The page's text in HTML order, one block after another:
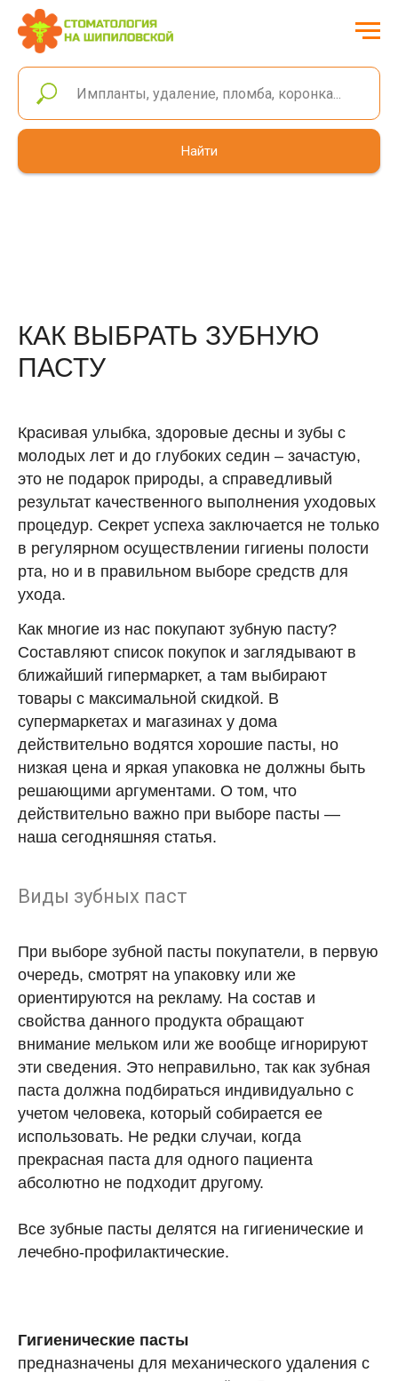
Найти
КАК ВЫБРАТЬ ЗУБНУЮ
ПАСТУ
Красивая улыбка, здоровые десны и зубы с
молодых лет и до глубоких седин – зачастую,
это не подарок природы, а справедливый
результат качественного выполнения уходовых
процедур. Секрет успеха заключается не только
в регулярном осуществлении гигиены полости
рта, но и в правильном выборе средств для
ухода.
Как многие из нас покупают зубную пасту?
Составляют список покупок и заглядывают в
ближайший гипермаркет, а там выбирают
товары с максимальной скидкой. В
супермаркетах и магазинах у дома
действительно водятся хорошие пасты, но
низкая цена и яркая упаковка не должны быть
решающими аргументами. О том, что
действительно важно при выборе пасты —
наша сегодняшняя статья.
Виды зубных паст
При выборе зубной пасты покупатели, в первую
очередь, смотрят на упаковку или же
ориентируются на рекламу. На состав и
свойства данного продукта обращают
внимание мельком или же вообще игнорируют
эти сведения. Это неправильно, так как зубная
паста должна подбираться индивидуально с
учетом человека, который собирается ее
использовать. Не редки случаи, когда
прекрасная паста для одного пациента
абсолютно не подходит другому.
Все зубные пасты делятся на гигиенические и
лечебно-профилактические.
Гигиенические пасты
предназначены для механического удаления с